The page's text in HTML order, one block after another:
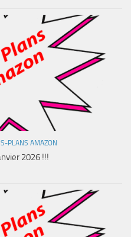
PLANS AMAZON
2026 !!!